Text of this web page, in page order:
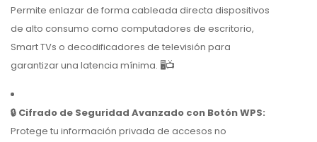
Permite enlazar de forma cableada directa dispositivos
de alto consumo como computadores de escritorio,
Smart TVs o decodificadores de televisión para
garantizar una latencia mínima. 🖥️📺
🔒 Cifrado de Seguridad Avanzado con Botón WPS:
Protege tu información privada de accesos no